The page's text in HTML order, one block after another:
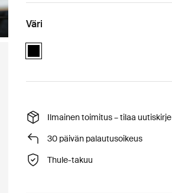
Väri
Ilmainen toimitus – tilaa uutiskirje
30 päivän palautusoikeus
Thule-takuu